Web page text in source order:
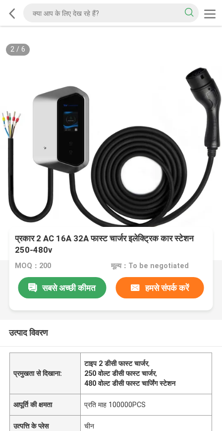
2/ 6
प्रकार 2 AC 16A 32A फास्ट चार्जर इलेक्ट्रिक कार स्टेशन
250-480v
MOQ：200 मूल्य：To be negotiated
सबसे अच्छी कीमत हमसे संपर्क करें
उत्पाद विवरण
प्रमुखता से दिखाना:
टाइप 2 डीसी फास्ट चार्जर,
250 वोल्ट डीसी फास्ट चार्जर,
480 वोल्ट डीसी फास्ट चार्जिंग स्टेशन
आपूर्ति की क्षमता प्रति माह 100000PCS
उत्पत्ति के प्लेस चीन